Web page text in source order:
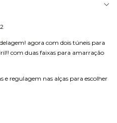
agora com dois túneis para
com duas faixas para amarração
e regulagem nas alças para escolher